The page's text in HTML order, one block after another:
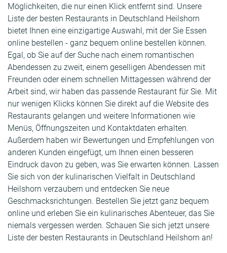
Möglichkeiten, die nur einen Klick entfernt sind. Unsere
Liste der besten Restaurants in Deutschland Heilshorn
bietet Ihnen eine einzigartige Auswahl, mit der Sie Essen
online bestellen - ganz bequem online bestellen können.
Egal, ob Sie auf der Suche nach einem romantischen
Abendessen zu zweit, einem geselligen Abendessen mit
Freunden oder einem schnellen Mittagessen während der
Arbeit sind, wir haben das passende Restaurant für Sie. Mit
nur wenigen Klicks können Sie direkt auf die Website des
Restaurants gelangen und weitere Informationen wie
Menüs, Öffnungszeiten und Kontaktdaten erhalten.
Außerdem haben wir Bewertungen und Empfehlungen von
anderen Kunden eingefügt, um Ihnen einen besseren
Eindruck davon zu geben, was Sie erwarten können. Lassen
Sie sich von der kulinarischen Vielfalt in Deutschland
Heilshorn verzaubern und entdecken Sie neue
Geschmacksrichtungen. Bestellen Sie jetzt ganz bequem
online und erleben Sie ein kulinarisches Abenteuer, das Sie
niemals vergessen werden. Schauen Sie sich jetzt unsere
Liste der besten Restaurants in Deutschland Heilshorn an!